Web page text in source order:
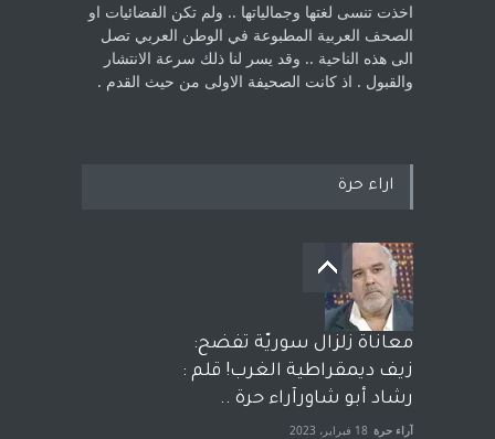
اخذت ‏تنسى لغتها وجمالياتها .. ولم تكن الفضائيات او
الصحف العربية المطبوعة في الوطن ‏العربي تصل
الى هذه الناحية .. وقد يسر لنا ذلك سرعة الانتشار
والقبول . اذ كانت ‏الصحيفة الاولى من حيث القدم . ‏
اراء حرة
معاناة زلزال سوريّة تفضح:
زيف ديمقراطية الغرب! قلم :
رشاد أبو شاورآراء حرة ..
آراء حرة 18 فبراير، 2023